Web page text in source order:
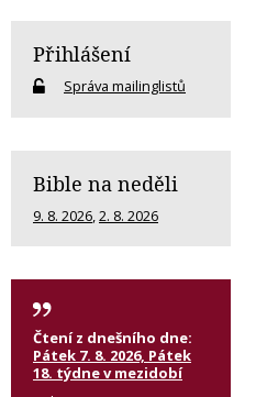
Přihlášení
Správa mailinglistů
Bible na neděli
9. 8. 2026,2. 8. 2026
Čtení z dnešního dne:
Pátek 7. 8. 2026, Pátek
18. týdne v mezidobí